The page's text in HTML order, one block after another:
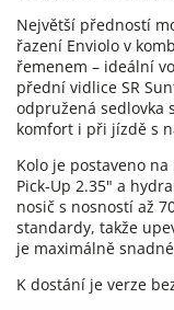
Největší předností
řazení Enviolo v
řemenem – ideální
přední vidlice SR
odpružená sedlovka
komfort i při jízdě s
Kolo je postaveno
Pick-Up 2.35" a
nosič s nosností až
standardy, takže
je maximálně
K dostání je verze